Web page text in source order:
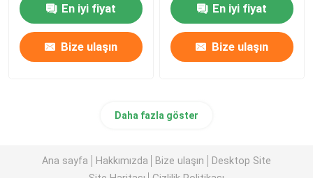
En iyi fiyat
Bize ulaşın
En iyi fiyat
Bize ulaşın
Daha fazla göster
Ana sayfa Hakkımızda Bize ulaşın
Desktop Site